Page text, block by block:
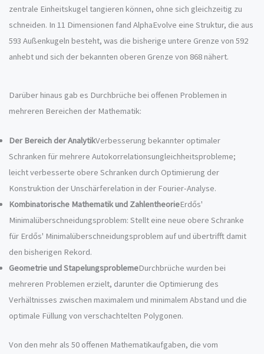
zentrale Einheitskugel tangieren können, ohne sich gleichzeitig zu
schneiden. In 11 Dimensionen fand AlphaEvolve eine Struktur, die aus
593 Außenkugeln besteht, was die bisherige untere Grenze von 592
anhebt und sich der bekannten oberen Grenze von 868 nähert.
Darüber hinaus gab es Durchbrüche bei offenen Problemen in
mehreren Bereichen der Mathematik:
Der Bereich der AnalytikVerbesserung bekannter optimaler
Schranken für mehrere Autokorrelationsungleichheitsprobleme;
leicht verbesserte obere Schranken durch Optimierung der
Konstruktion der Unschärferelation in der Fourier-Analyse.
Kombinatorische Mathematik und ZahlentheorieErdős'
Minimalüberschneidungsproblem: Stellt eine neue obere Schranke
für Erdős' Minimalüberschneidungsproblem auf und übertrifft damit
den bisherigen Rekord.
Geometrie und StapelungsproblemeDurchbrüche wurden bei
mehreren Problemen erzielt, darunter die Optimierung des
Verhältnisses zwischen maximalem und minimalem Abstand und die
optimale Füllung von verschachtelten Polygonen.
Von den mehr als 50 offenen Mathematikaufgaben, die vom